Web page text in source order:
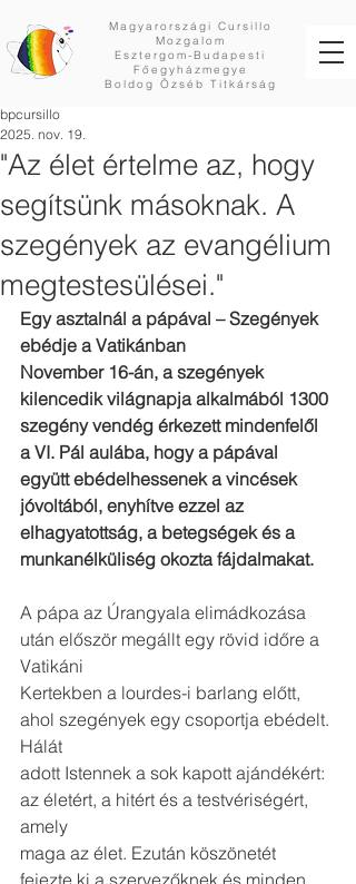
Magyarországi Cursillo
Mozgalom
Esztergom-Budapesti
Főegyházmegye
Boldog Özséb Titkárság
"Az élet értelme az, hogy
segítsünk másoknak. A
szegények az evangélium
megtestesülései."
bpcursillo
2025. nov. 19.
Egy asztalnál a pápával – Szegények
ebédje a Vatikánban
November 16-án, a szegények
kilencedik világnapja alkalmából 1300
szegény vendég érkezett mindenfelől
a VI. Pál aulába, hogy a pápával
együtt ebédelhessenek a vincések
jóvoltából, enyhítve ezzel az
elhagyatottság, a betegségek és a
munkanélküliség okozta fájdalmakat.
A pápa az Úrangyala elimádkozása
után először megállt egy rövid időre a
Vatikáni
Kertekben a lourdes-i barlang előtt,
ahol szegények egy csoportja ebédelt.
Hálát
adott Istennek a sok kapott ajándékért:
az életért, a hitért és a testvériségért,
amely
maga az élet. Ezután köszönetét
fejezte ki a szervezőknek és minden